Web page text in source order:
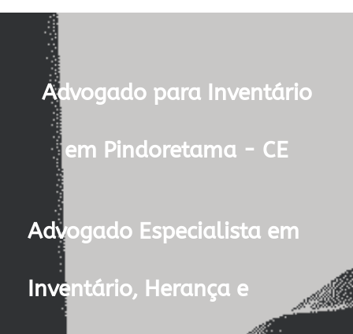
Advogado para Inventário
em Pindoretama - CE
Advogado Especialista em
Inventário, Herança e